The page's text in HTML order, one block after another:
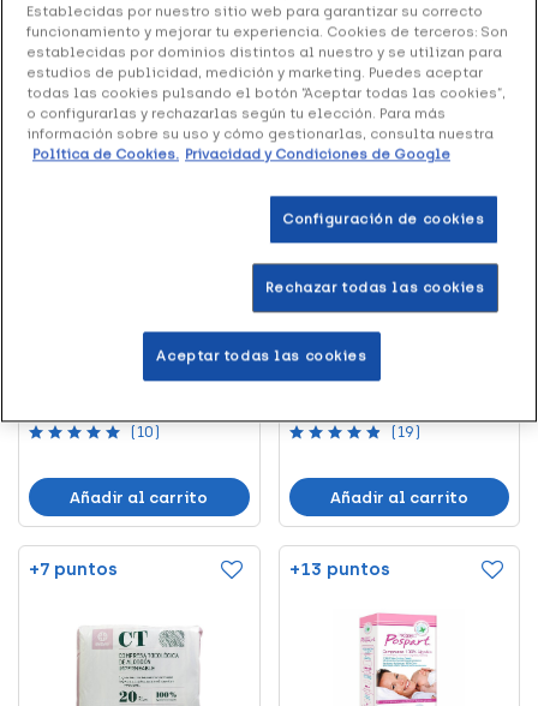
Leer más Añadir al carrito
+16 puntos
(10)
Añadir al carrito
+29 puntos
Top Ventas
Gestagyn Embarazo, 30
(19)
Añadir al carrito
+7 puntos +13 puntos
Establecidas por nuestro sitio web para garantizar su correcto
funcionamiento y mejorar tu experiencia. Cookies de terceros: Son
establecidas por dominios distintos al nuestro y se utilizan para
estudios de publicidad, medición y marketing. Puedes aceptar
todas las cookies pulsando el botón “Aceptar todas las cookies”,
o configurarlas y rechazarlas según tu elección. Para más
información sobre su uso y cómo gestionarlas, consulta nuestra
Política de Cookies. Privacidad y Condiciones de Google
Configuración de cookies
Rechazar todas las cookies
Aceptar todas las cookies